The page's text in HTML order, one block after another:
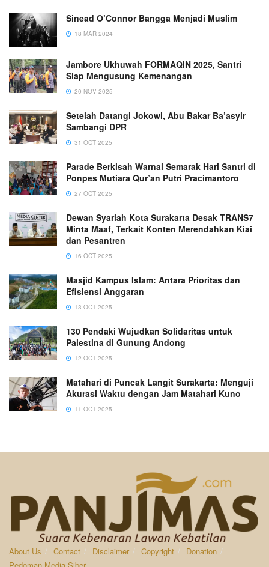
Sinead O’Connor Bangga Menjadi Muslim
18 MAR 2024
Jambore Ukhuwah FORMAQIN 2025, Santri
Siap Mengusung Kemenangan
20 NOV 2025
Setelah Datangi Jokowi, Abu Bakar Ba’asyir
Sambangi DPR
31 OCT 2025
Parade Berkisah Warnai Semarak Hari Santri di
Ponpes Mutiara Qur’an Putri Pracimantoro
27 OCT 2025
Dewan Syariah Kota Surakarta Desak TRANS7
Minta Maaf, Terkait Konten Merendahkan Kiai
dan Pesantren
16 OCT 2025
Masjid Kampus Islam: Antara Prioritas dan
Efisiensi Anggaran
13 OCT 2025
130 Pendaki Wujudkan Solidaritas untuk
Palestina di Gunung Andong
12 OCT 2025
Matahari di Puncak Langit Surakarta: Menguji
Akurasi Waktu dengan Jam Matahari Kuno
11 OCT 2025
About Us Contact Disclaimer Copyright
Donation